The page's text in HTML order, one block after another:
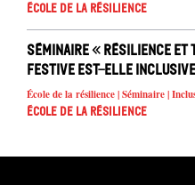
École de la résilience
Séminaire « Résilience
festive est-elle
École de la résilience | Séminaire |
École de la résilience